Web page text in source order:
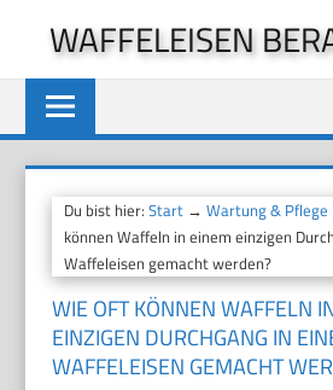
springen
WAFFELEISEN
Du bist hier:Start →Wartung & Pflege
können Waffeln in einem einzigen
Waffeleisen gemacht werden?
WIE OFT KÖNNEN WAFFELN
EINZIGEN DURCHGANG IN
WAFFELEISEN GEMACHT